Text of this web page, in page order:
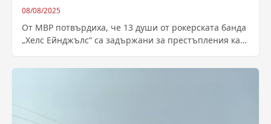
08/08/2025
От МВР потвърдиха, че 13 души от рокерската банда
„Хелс Ейнджълс“ са задържани за престъпления като